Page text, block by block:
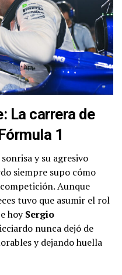
La carrera de
1
y su agresivo
siempre supo cómo
Aunque
tuvo que asumir el rol
hoySergio
nunca dejó de
y dejando huella